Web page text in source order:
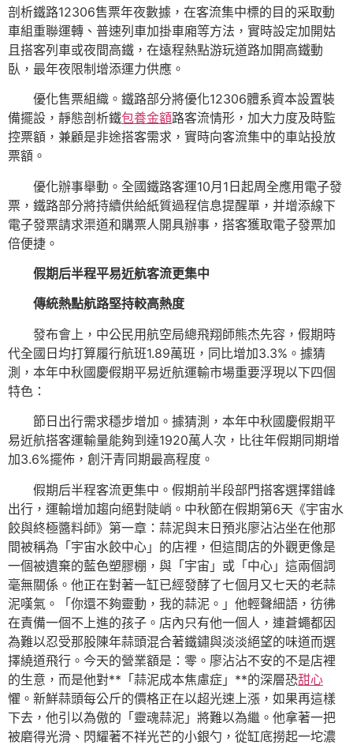
剖析鐵路12306售票年夜數據，在客流集中標的目的采取動
車組重聯運轉、普速列車加掛車廂等方法，實時設定加開姑
且搭客列車或夜間高鐵，在遠程熱點游玩道路加開高鐵動
臥，最年夜限制增添運力供應。
優化售票組織。鐵路部分將優化12306體系資本設置裝
備擺設，靜態剖析鐵包養金額路客流情形，加大力度及時監
控票額，兼顧是非途搭客需求，實時向客流集中的車站投放
票額。
優化辦事舉動。全國鐵路客運10月1日起周全應用電子發
票，鐵路部分將持續供給紙質過程信息提醒單，并增添線下
電子發票請求渠道和購票人開具辦事，搭客獲取電子發票加
倍便捷。
假期后半程平易近航客流更集中
傳統熱點航路堅持較高熱度
發布會上，中公民用航空局總飛翔師熊杰先容，假期時
代全國日均打算履行航班1.89萬班，同比增加3.3%。據猜
測，本年中秋國慶假期平易近航運輸市場重要浮現以下四個
特色：
節日出行需求穩步增加。據猜測，本年中秋國慶假期平
易近航搭客運輸量能夠到達1920萬人次，比往年假期同期增
加3.6%擺佈，創汗青同期最高程度。
假期后半程客流更集中。假期前半段部門搭客選擇錯峰
出行，運輸增加趨向絕對陡峭。中秋節在假期第6天《宇宙水
餃與終極醬料師》第一章：蒜泥與末日預兆廖沾沾坐在他那
間被稱為「宇宙水餃中心」的店裡，但這間店的外觀更像是
一個被遺棄的藍色塑膠棚，與「宇宙」或「中心」這兩個詞
毫無關係。他正在對著一缸已經發酵了七個月又七天的老蒜
泥嘆氣。「你還不夠靈動，我的蒜泥。」他輕聲細語，彷彿
在責備一個不上進的孩子。店內只有他一個人，連蒼蠅都因
為難以忍受那股陳年蒜頭混合著鐵鏽與淡淡絕望的味道而選
擇繞道飛行。今天的營業額是：零。廖沾沾不安的不是店裡
的生意，而是他對**「蒜泥成本焦慮症」**的深層恐甜心
懼。新鮮蒜頭每公斤的價格正在以超光速上漲，如果再這樣
下去，他引以為傲的「靈魂蒜泥」將難以為繼。他拿著一把
被磨得光滑、閃耀著不祥光芒的小銀勺，從缸底撈起一坨濃